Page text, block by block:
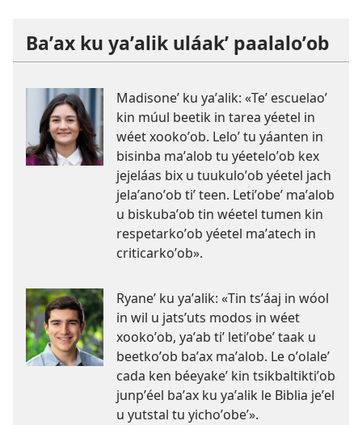
Baʼax ku yaʼalik uláakʼ paalaloʼob
Madisoneʼ ku yaʼalik: «Teʼ escuelaoʼ
kin múul beetik in tarea yéetel in
wéet xookoʼob. Leloʼ tu yáanten in
bisinba maʼalob tu yéeteloʼob kex
jejeláas bix u tuukuloʼob yéetel jach
jelaʼanoʼob tiʼ teen. Letiʼobeʼ maʼalob
u biskubaʼob tin wéetel tumen kin
respetarkoʼob yéetel maʼatech in
criticarkoʼob».
Ryaneʼ ku yaʼalik: «Tin tsʼáaj in wóol
in wil u jatsʼuts modos in wéet
xookoʼob, yaʼab tiʼ letiʼobeʼ taak u
beetkoʼob baʼax maʼalob. Le oʼolaleʼ
cada ken béeyakeʼ kin tsikbaltiktiʼob
junpʼéel baʼax ku yaʼalik le Biblia jeʼel
u yutstal tu yichoʼobeʼ».